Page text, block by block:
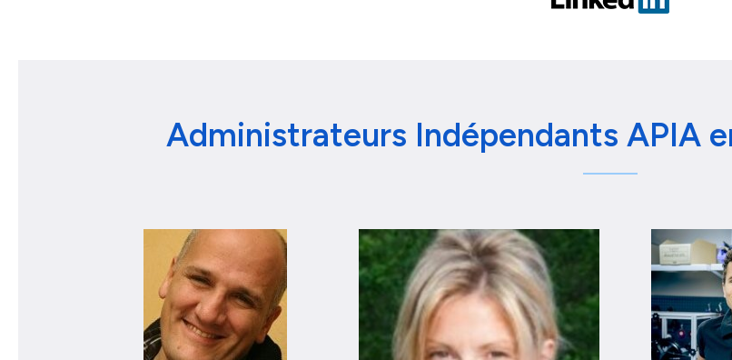
Administrateurs Indépendants APIA